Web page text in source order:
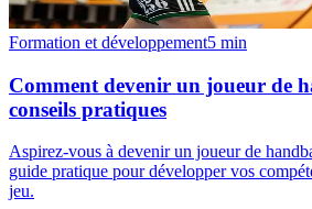
Formation et développement5 min
Comment devenir un joueur de
conseils pratiques
Aspirez-vous à devenir un joueur de
guide pratique pour développer vos
jeu.